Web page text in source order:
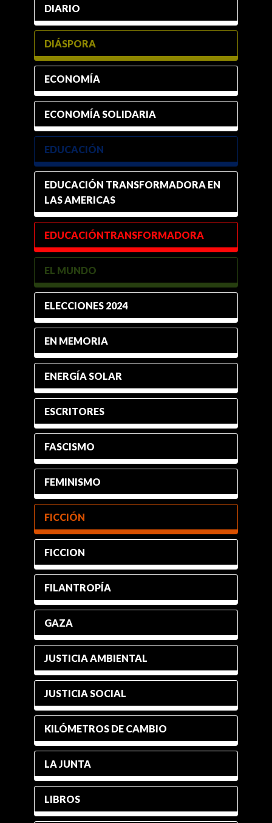
DIARIO
DIÁSPORA
ECONOMÍA
ECONOMÍA SOLIDARIA
EDUCACIÓN
EDUCACIÓN TRANSFORMADORA EN
LAS AMERICAS
EDUCACIÓNTRANSFORMADORA
EL MUNDO
ELECCIONES 2024
EN MEMORIA
ENERGÍA SOLAR
ESCRITORES
FASCISMO
FEMINISMO
FICCIÓN
FICCION
FILANTROPÍA
GAZA
JUSTICIA AMBIENTAL
JUSTICIA SOCIAL
KILÓMETROS DE CAMBIO
LA JUNTA
LIBROS